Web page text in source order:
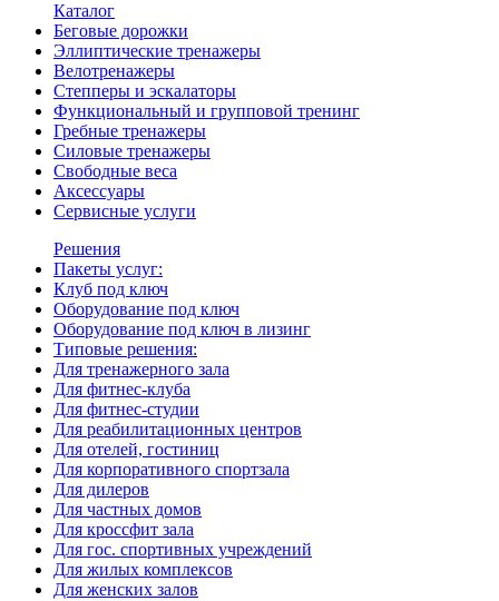
Каталог
Беговые дорожки
Эллиптические тренажеры
Велотренажеры
Степперы и эскалаторы
Функциональный и групповой тренинг
Гребные тренажеры
Силовые тренажеры
Свободные веса
Аксессуары
Сервисные услуги
Решения
Пакеты услуг:
Клуб под ключ
Оборудование под ключ
Оборудование под ключ в лизинг
Типовые решения:
Для тренажерного зала
Для фитнес-клуба
Для фитнес-студии
Для реабилитационных центров
Для отелей, гостиниц
Для корпоративного спортзала
Для дилеров
Для частных домов
Для кроссфит зала
Для гос. спортивных учреждений
Для жилых комплексов
Для женских залов